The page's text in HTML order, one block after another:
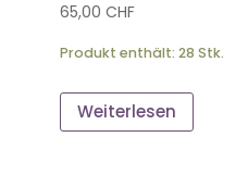
65,00 CHF
Produkt enthält: 28 Stk.
Weiterlesen